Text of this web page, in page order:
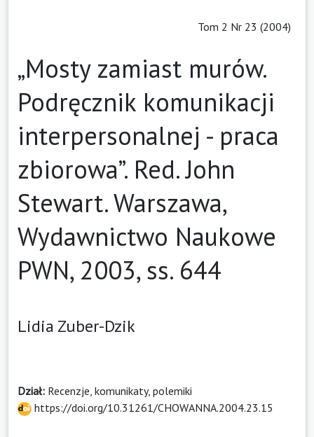
Tom 2 Nr 23 (2004)
„Mosty zamiast murów.
Podręcznik komunikacji
interpersonalnej - praca
zbiorowa”. Red. John
Stewart. Warszawa,
Wydawnictwo Naukowe
PWN, 2003, ss. 644
Lidia Zuber-Dzik
Dział: Recenzje, komunikaty, polemiki
https://doi.org/10.31261/CHOWANNA.2004.23.15